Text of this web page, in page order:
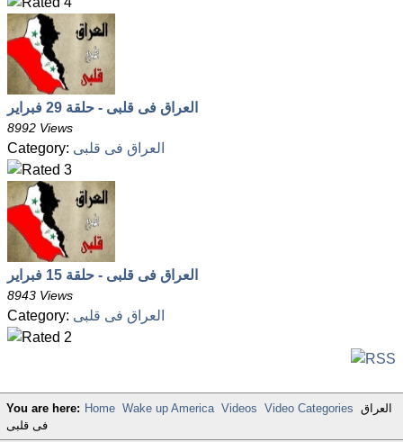
العراق فى قلبى - حلقة 29 فبراير
8992 Views
Category: العراق فى قلبى
العراق فى قلبى - حلقة 15 فبراير
8943 Views
Category: العراق فى قلبى
You are here: Home Wake up America Videos Video Categories
فى قلبى